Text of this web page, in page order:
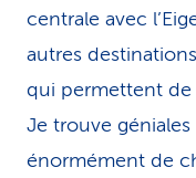
centrale avec
autres
qui permettent de
Je trouve
énormément de